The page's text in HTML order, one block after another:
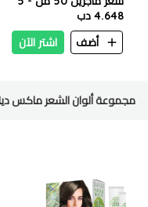
بني فاتح
4.648 دب
أضف
اشتر الآن
مجموعة ألوان الشعر ماكس